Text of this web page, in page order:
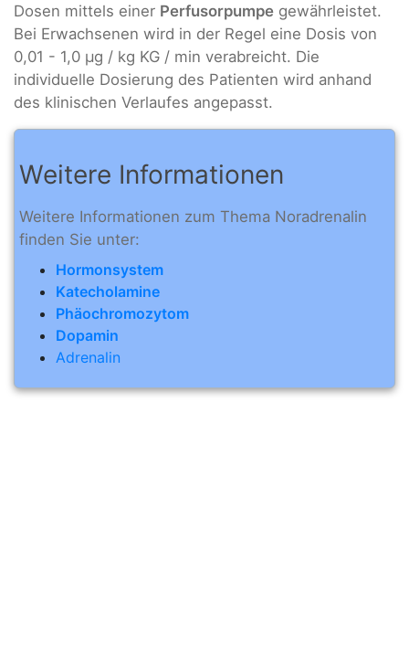
Dosen mittels einer Perfusorpumpe gewährleistet.
Bei Erwachsenen wird in der Regel eine Dosis von
0,01 - 1,0 µg / kg KG / min verabreicht. Die
individuelle Dosierung des Patienten wird anhand
des klinischen Verlaufes angepasst.
Weitere Informationen
Weitere Informationen zum Thema Noradrenalin
finden Sie unter:
Hormonsystem
Katecholamine
Phäochromozytom
Dopamin
Adrenalin